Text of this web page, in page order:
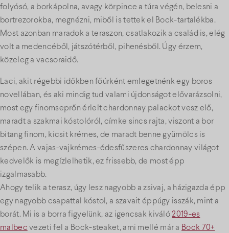
folyósó, a borkápolna, avagy körpince a túra végén, belesni a
bortrezorokba, megnézni, miből is tettek el Bock-tartalékba.
Most azonban maradok a teraszon, csatlakozik a család is, elég
volt a medencéből, játszótérből, pihenésből. Úgy érzem,
közeleg a vacsoraidő.
Laci, akit régebbi időkben főúrként emlegetnénk egy boros
novellában, és aki mindig tud valami újdonságot elővarázsolni,
most egy finomseprőn érlelt chardonnay palackot vesz elő,
maradt a szakmai kóstolóról, címke sincs rajta, viszont a bor
bitang finom, kicsit krémes, de maradt benne gyümölcs is
szépen. A vajas-vajkrémes-édesfűszeres chardonnay világot
kedvelők is megízlelhetik, ez frissebb, de most épp
izgalmasabb.
Ahogy telik a terasz, úgy lesz nagyobb a zsivaj, a házigazda épp
egy nagyobb csapattal kóstol, a szavait éppúgy isszák, mint a
borát. Mi is a borra figyelünk, az igencsak kiváló 2019-es
malbec vezeti fel a Bock-steaket, ami mellé már a Bock 70+